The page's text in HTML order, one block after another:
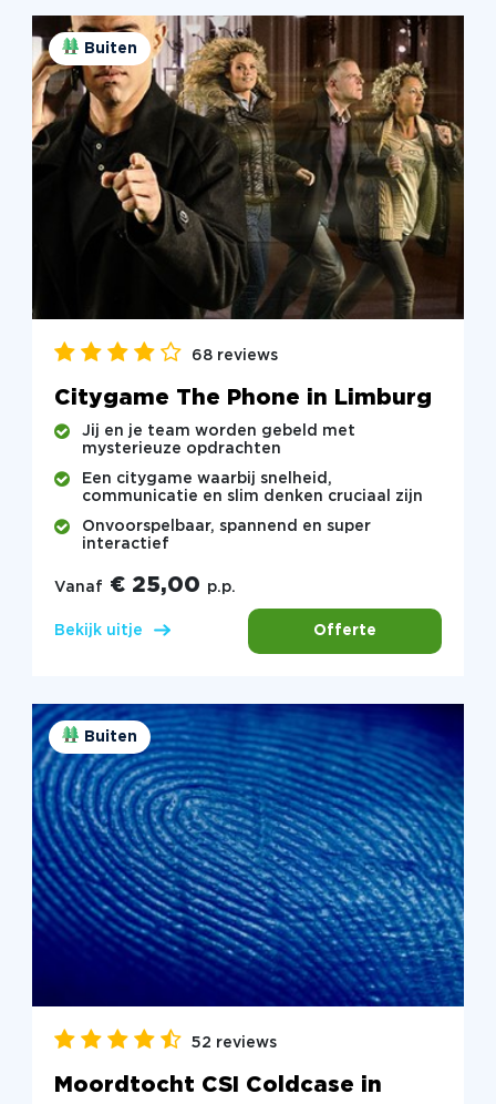
Buiten
68 reviews
Citygame The Phone in Limburg
Jij en je team worden gebeld met
mysterieuze opdrachten
Een citygame waarbij snelheid,
communicatie en slim denken cruciaal zijn
Onvoorspelbaar, spannend en super
interactief
Vanaf € 25,00 p.p.
Bekijk uitje Offerte
Buiten
52 reviews
Moordtocht CSI Coldcase in